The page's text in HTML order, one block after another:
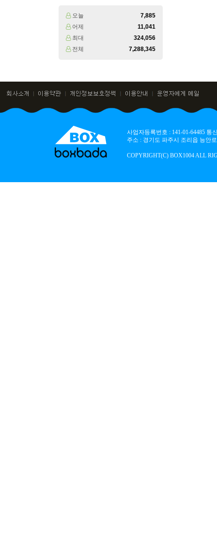
오늘
7,885
어제
11,041
최대
324,056
전체
7,288,345
사업자등록번호 : 141-01-64485
주소 : 경기도 파주시 조리읍 능안
COPYRIGHT(C) BOX1004 ALL